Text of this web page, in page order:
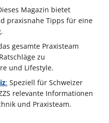
Magazin bietet
praxisnahe Tipps für eine
gesamte Praxisteam
zu
und Lifestyle.
: Speziell für Schweizer
relevante Informationen
und Praxisteam.